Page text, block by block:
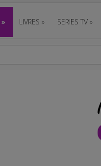
» LIVRES » SERIES TV »